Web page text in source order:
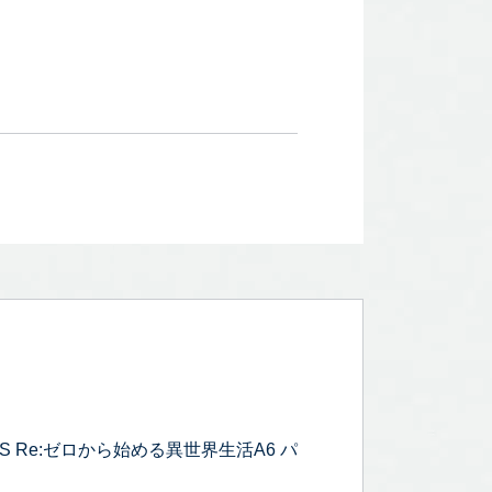
Re:ゼロから始める異世界生活A6 パ